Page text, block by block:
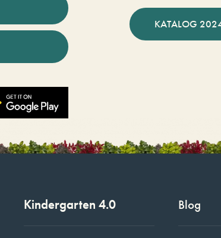
KATALOG
Kindergarten 4.0 Blog